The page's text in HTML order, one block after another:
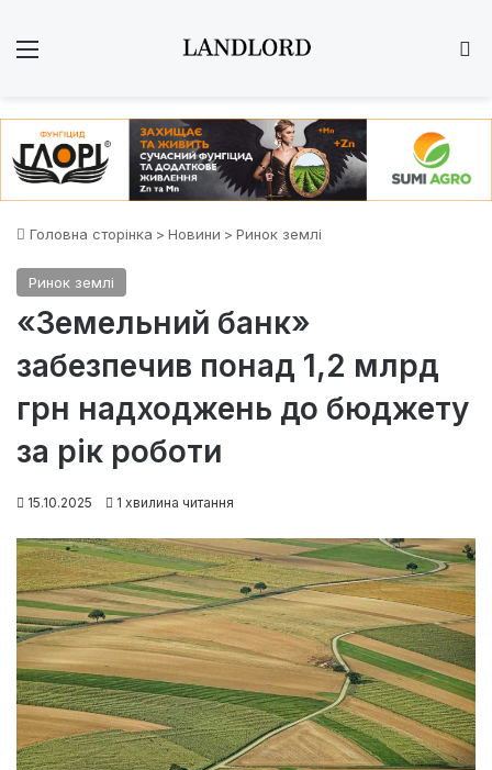
Головна сторінка > Новини > Ринок землі
Ринок землі
«Земельний банк»
забезпечив понад 1,2 млрд
грн надходжень до бюджету
за рік роботи
15.10.2025 1 хвилина читання